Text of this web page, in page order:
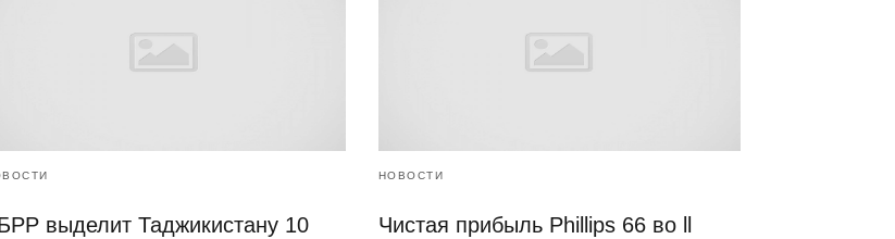
выделит Таджикистану 10
НОВОСТИ
Чистая прибыль Phillips 66 во ll